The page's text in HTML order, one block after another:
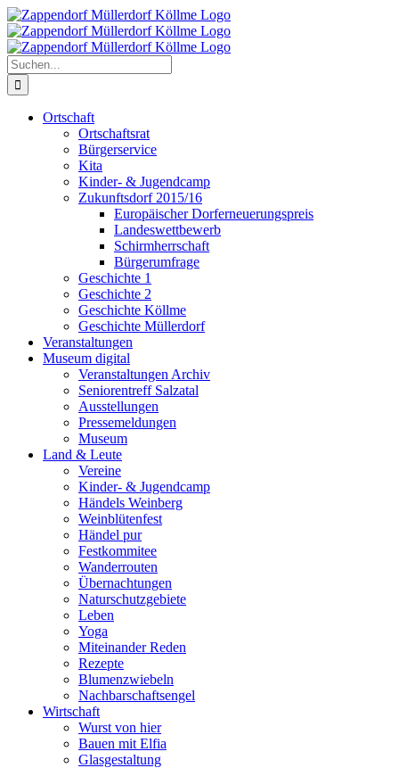
Zum
Inhalt
springen
Suche
nach:
Ortschaft
Ortschaftsrat
Bürgerservice
Kita
Kinder- & Jugendcamp
Zukunftsdorf 2015/16
Europäischer Dorferneuerungspreis
Landeswettbewerb
Schirmherrschaft
Bürgerumfrage
Geschichte 1
Geschichte 2
Geschichte Köllme
Geschichte Müllerdorf
Veranstaltungen
Museum digital
Veranstaltungen Archiv
Seniorentreff Salzatal
Ausstellungen
Pressemeldungen
Museum
Land & Leute
Vereine
Kinder- & Jugendcamp
Händels Weinberg
Weinblütenfest
Händel pur
Festkommitee
Wanderrouten
Übernachtungen
Naturschutzgebiete
Leben
Yoga
Miteinander Reden
Rezepte
Blumenzwiebeln
Nachbarschaftsengel
Wirtschaft
Wurst von hier
Bauen mit Elfia
Glasgestaltung